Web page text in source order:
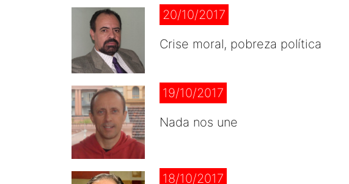
20/10/2017
Crise moral, pobreza política
19/10/2017
Nada nos une
18/10/2017